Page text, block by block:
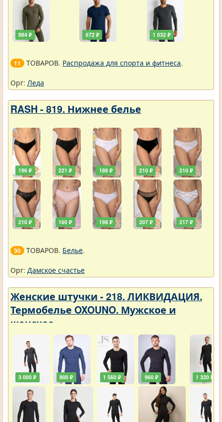
984 ₽ 672 ₽ 1 032 ₽
11 ТОВАРОВ. Распродажа для спорта и фитнеса.
Орг: Леда
RASH - 819. Нижнее белье
196 ₽
210 ₽
221 ₽
160 ₽
188 ₽
198 ₽
210 ₽
207 ₽
210 ₽
217 ₽
30 ТОВАРОВ. Белье.
Орг: Дамское счастье
Женские штучки - 218. ЛИКВИДАЦИЯ.
Термобелье OXOUNO. Мужское и
женское
3 000 ₽ 900 ₽ 1 560 ₽ 960 ₽ 1 320 ₽